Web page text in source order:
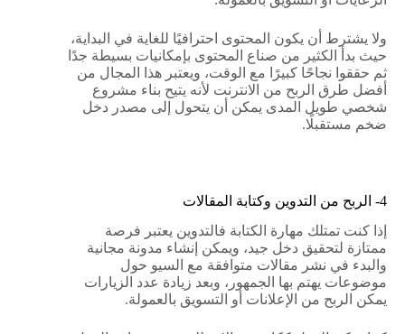
ولا يشترط أن يكون المحتوى احترافيًا للغاية في البداية،
حيث بدأ الكثير من صناع المحتوى بإمكانيات بسيطة جدًا
ثم حققوا نجاحًا كبيرًا مع الوقت، ويعتبر هذا المجال من
أفضل طرق الربح من الانترنت لأنه يتيح بناء مشروع
شخصي طويل المدى يمكن أن يتحول إلى مصدر دخل
ضخم مستقبلًا.
4- الربح من التدوين وكتابة المقالات
إذا كنت تمتلك مهارة الكتابة فالتدوين يعتبر فرصة
ممتازة لتحقيق دخل جيد، ويمكن إنشاء مدونة مجانية
والبدء في نشر مقالات متوافقة مع السيو حول
موضوعات يهتم بها الجمهور، وبعد زيادة عدد الزيارات
يمكن الربح من الإعلانات أو التسويق بالعمولة.